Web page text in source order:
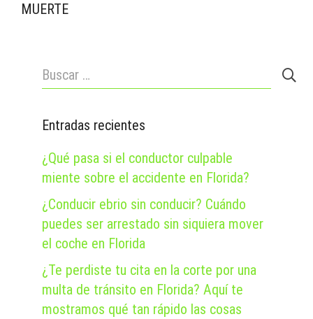
MUERTE
Buscar:
Entradas recientes
¿Qué pasa si el conductor culpable
miente sobre el accidente en Florida?
¿Conducir ebrio sin conducir? Cuándo
puedes ser arrestado sin siquiera mover
el coche en Florida
¿Te perdiste tu cita en la corte por una
multa de tránsito en Florida? Aquí te
mostramos qué tan rápido las cosas